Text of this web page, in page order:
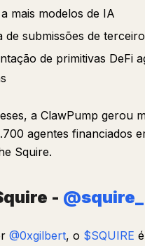
mais modelos de IA
de submissões de
de primitivas DeFi
a ClawPump gerou
agentes financiados
Squire.
-
@0xgilbert, o $SQUIRE